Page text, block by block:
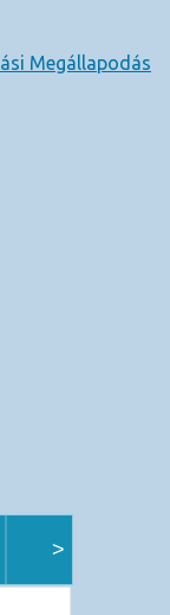
Megállapodás
>